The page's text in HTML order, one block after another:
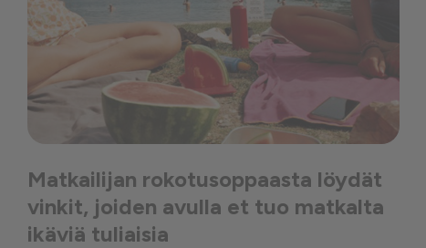
Matkailijan rokotusoppaasta löydät
vinkit, joiden avulla et tuo matkalta
ikäviä tuliaisia